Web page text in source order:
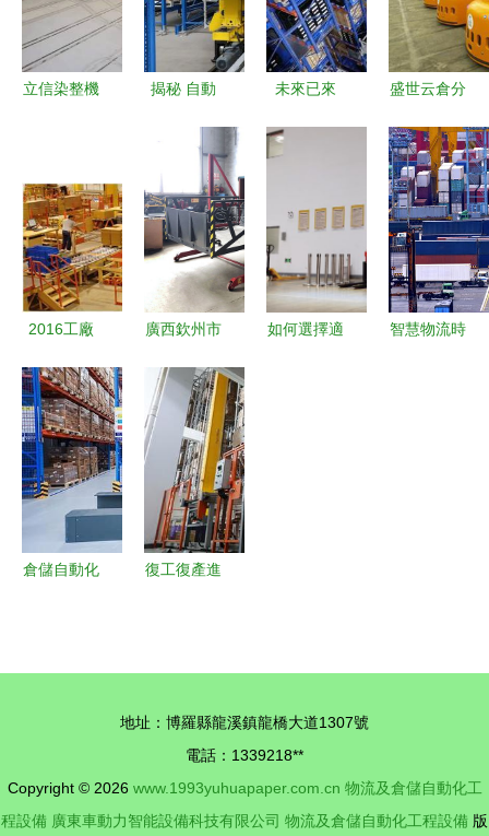
立信染整機
打造智能化
生產新標桿
揭秘 自動
何重塑化工
行業物流與
倉儲格局
未來已來
能工廠的自
倉儲革命
盛世云倉分
中國生產物
流與智能倉
儲發展工程
大會聚焦自
動化新浪潮
2016工廠
與智能倉儲
發展工程峰
會 聚焦物
流及倉儲自
動化工程設
備創新與未
廣西欽州市
動化物流倉
儲設備 價
格優勢與工
程應用
如何選擇適
智慧物流時
倉儲自動化
復工復產進
何借力自動
化物流撬動
全球市場
地址：博羅縣龍溪鎮龍橋大道1307號
電話：1339218**
Copyright © 2026 www.1993yuhuapaper.com.cn 物流及倉儲自動化工
程設備 廣東車動力智能設備科技有限公司 物流及倉儲自動化工程設備 版